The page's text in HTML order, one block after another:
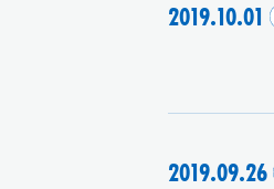
2019.10.01
2019.09.26